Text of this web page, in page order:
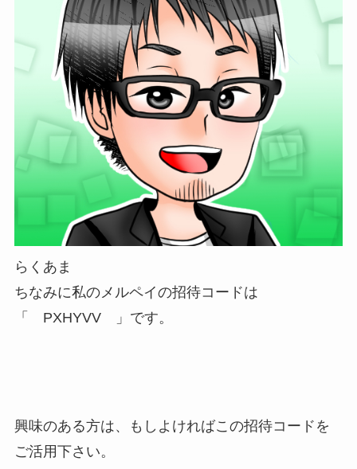
らくあま
ちなみに私のメルペイの招待コードは
「 PXHYVV」です。
興味のある方は、もしよければこの招待コードを
ご活用下さい。